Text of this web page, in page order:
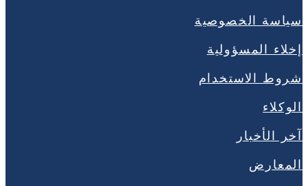
سياسة الخصوصية
إخلاء المسؤولية
شروط الاستخدام
الوكلاء
آخر الأخبار
المعارض